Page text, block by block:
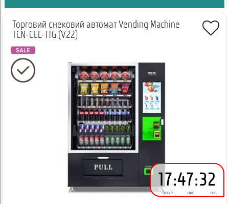
Торговий снековий автомат Vending Machine
TCN-CEL-11G (V22)
17
houre
:47
min
:32
sec